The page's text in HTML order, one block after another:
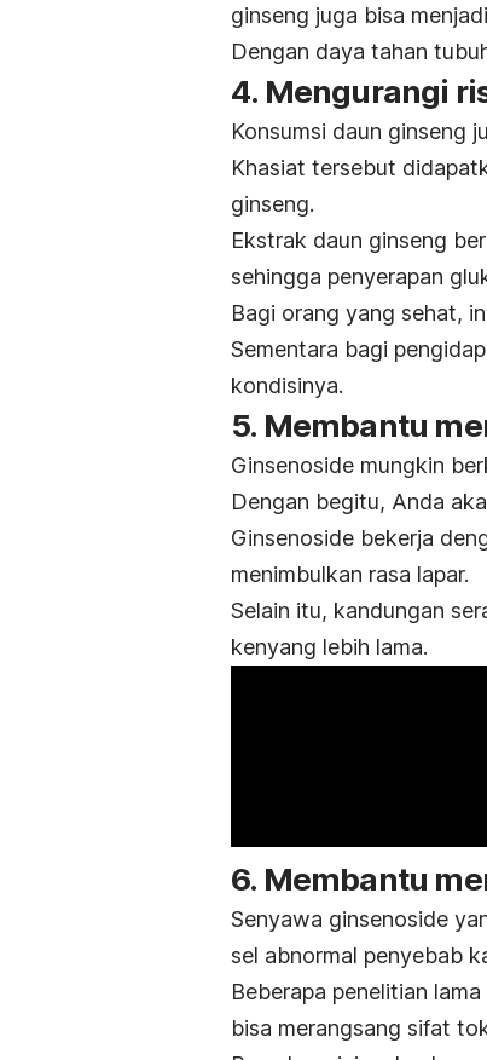
ginseng juga bisa
Dengan daya tahan
4. Mengurangi
Konsumsi daun ginseng
Khasiat tersebut
ginseng.
Ekstrak daun ginseng
sehingga penyerapan
Bagi orang yang sehat,
Sementara bagi
kondisinya.
5. Membantu
Ginsenoside mungkin
Dengan begitu, Anda
Ginsenoside bekerja
menimbulkan rasa lapar.
Selain itu, kandungan
kenyang lebih lama.
6. Membantu
Senyawa ginsenoside
sel abnormal penyebab
Beberapa penelitian
bisa merangsang sifat